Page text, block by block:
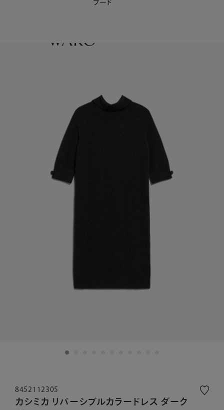
【会員様限定】夏のプレゼントキャンペーン開催中
フード
8452112305
カシミカ リバーシブルカラードレス ダーク